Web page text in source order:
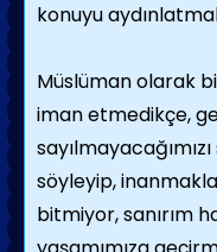
konuyu
Müslüman olarak
iman etmedikçe,
söyleyip,
bitmiyor, sanırım